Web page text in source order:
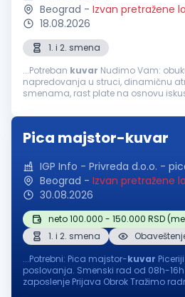
Beograd - Izvan pretražene
18.08.2026
1. i 2. smena
...Potreban kuvar Nudimo Vam: obuku, mogućnost
napredovanja u struci, dinamičnu
smenama, rast plate na osnovu iskustva Od Vas
iskustvo poželjno Mogućnost...
Pica majstor-kuvar
IGP Info - Privreda d.o.o. -
Beograd - Izvan pretražene
30.08.2026
neto 100.000 - 150.000 RSD
1. i 2. smena
...Potrebni: Pica majstor-kuvar
poslovanja. Smenski rad od 08h-16h i
zaposlenje Prijava Obrok Tražimo radnike koji žele da rade u